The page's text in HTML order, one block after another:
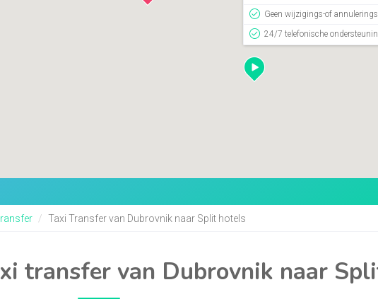
Geen wijzigings-of
24/7 telefonische
Taxi Transfer van Dubrovnik naar Split hotels
transfer van Dubrovnik naar